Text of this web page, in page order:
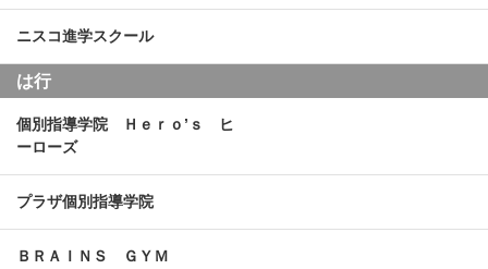
ニスコ進学スクール
は行
個別指導学院 Ｈｅｒｏ’ｓ ヒ
ーローズ
プラザ個別指導学院
ＢＲＡＩＮＳ ＧＹＭ